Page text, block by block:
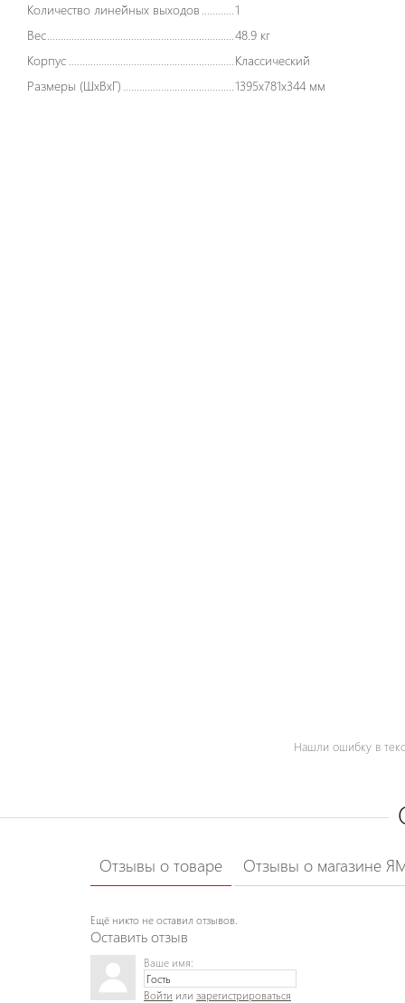
Количество линейных выходов
1
Вес
48.9 кг
Корпус
Классический
Размеры (ШxВxГ)
1395x781x344 мм
Нашли ошибку в
Отзывы о товаре Отзывы о магазине
Ещё никто не оставил отзывов.
Оставить отзыв
Ваше имя:
Войти или зарегистрироваться